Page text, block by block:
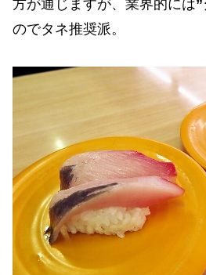
方が通じますが、業界的には
のでタネ推奨派。